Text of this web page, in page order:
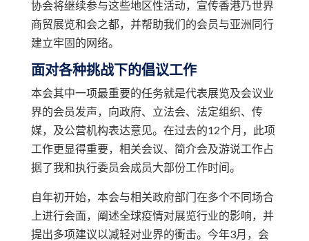
协会将继续参与这些地区性活动，宣传香港乃世界
商贸展览和会之都，并帮助我们的会员与亚洲同行
建立牢固的网络。
面对各种挑战下的倡议工作
本会其中一项最重要的任务就是代表展览及会议业
界的会员发声，向政府、立法会、法定组织、传
媒，及公营机构表达意见。在过去的12个月，此项
工作更显得重要，相关会议、简介会及游说工作占
据了我和执行委员会成员大部份工作时间。
自年初开始，本会与相关政府部门在多个不同场合
上进行会面，阐述全球疫情对展览行业的影响，并
提出多项建议以减轻对业界的衝击。今年3月，会